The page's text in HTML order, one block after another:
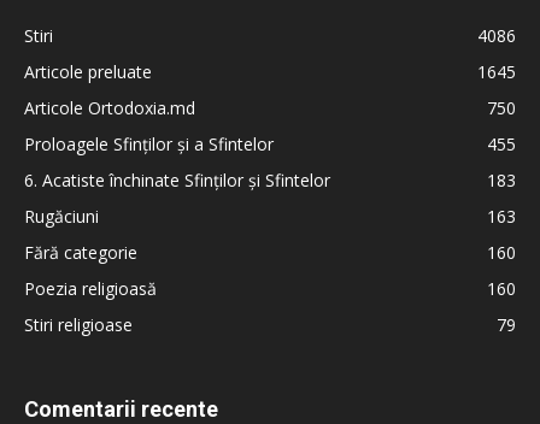
Stiri
4086
Articole preluate
1645
Articole Ortodoxia.md
750
Proloagele Sfinților și a Sfintelor
455
6. Acatiste închinate Sfinților și Sfintelor
183
Rugăciuni
163
Fără categorie
160
Poezia religioasă
160
Stiri religioase
79
Comentarii recente